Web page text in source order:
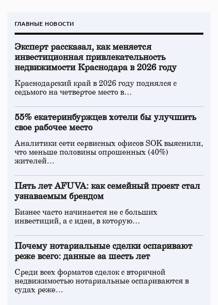
ГЛАВНЫЕ НОВОСТИ
Эксперт рассказал, как меняется
инвестиционная привлекательность
недвижимости Краснодара в 2026 году
Краснодарский край в 2026 году поднялся с
седьмого на четвертое место в…
55% екатеринбуржцев хотели бы улучшить
свое рабочее место
Аналитики сети сервисных офисов SOK выяснили,
что меньше половины опрошенных (40%)
жителей…
Пять лет AFUVA: как семейный проект стал
узнаваемым брендом
Бизнес часто начинается не с больших
инвестиций, а с идеи, в которую…
Почему нотариальные сделки оспаривают
реже всего: данные за шесть лет
Среди всех форматов сделок с вторичной
недвижимостью нотариальные оспариваются в
судах реже…